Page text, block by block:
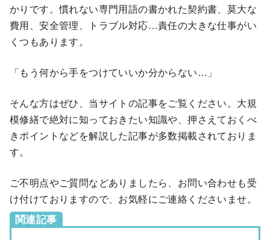
かりです。慣れない専門用語の書かれた契約書、莫大な
費用、安全管理、トラブル対応…責任の大きな仕事がい
くつもあります。
「もう何から手をつけていいか分からない…」
そんな方はぜひ、当サイトの記事をご覧ください。大規
模修繕で絶対に知っておきたい知識や、押さえておくべ
きポイントなどを解説した記事が多数掲載されておりま
す。
ご不明点やご質問などありましたら、お問い合わせも受
け付けておりますので、お気軽にご連絡くださいませ。
関連記事